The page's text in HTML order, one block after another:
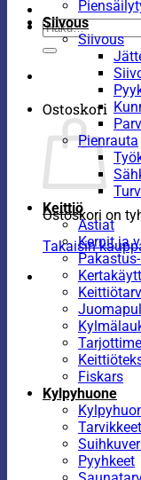
Etsi:
Ostoskori
Ostoskori on
Takaisin
Siivous
Siivous
Pienrauta
Keittiö
Astiat
Kernit ja
Fiskars
Kylpyhuone
Tarvikkeet
Pyyhkeet